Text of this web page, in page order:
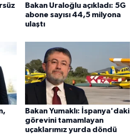
Bakan Uraloğlu açıkladı: 5G
abone sayısı 44,5 milyona
ulaştı
Bakan Yumaklı: İspanya'daki
görevini tamamlayan
uçaklarımız yurda döndü